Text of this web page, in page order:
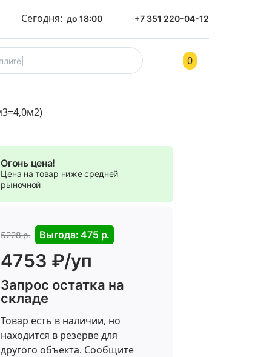
Сегодня: до 18:00 +7 351 220-04-12
0
Огонь цена!
Цена на товар ниже средней
рыночной
5228 р. Выгода: 475 р.
4753 ₽/уп
Запрос остатка на
складе
Товар есть в наличии, но
находится в резерве для
другого объекта. Сообщите